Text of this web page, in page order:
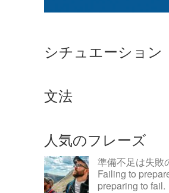
シチュエーション
文法
人気のフレーズ
準備不足は失敗
Failing to
preparing to fail.